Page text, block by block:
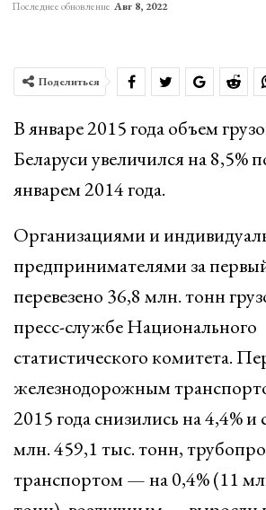
Последнее обновление Авг 8, 2022
Поделиться
В январе 2015 года объем
Беларуси увеличился на 8,5%
январем 2014 года.
Организациями и
предпринимателями за
перевезено 36,8 млн. тонн
пресс-службе Национального
статистического комитета.
железнодорожным
2015 года снизились на 4,4% и
млн. 459,1 тыс. тонн,
транспортом — на 0,4% (11